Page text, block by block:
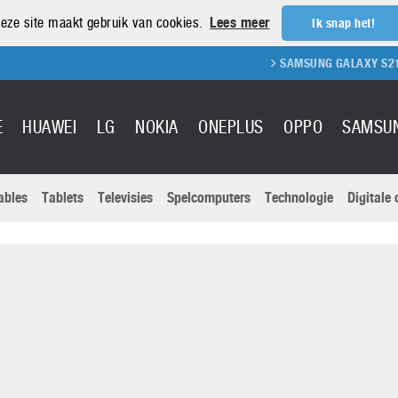
site maakt gebruik van cookies. Lees meer Ik snap het!
SAMSUNG GALAXY S21 REVIEW
HUAWEI LG NOKIA ONEPLUS OPPO
Tablets Televisies Spelcomputers Technologie Digitale